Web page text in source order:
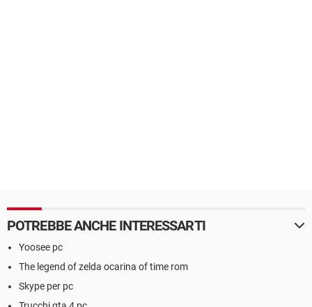
POTREBBE ANCHE INTERESSARTI
Yoosee pc
The legend of zelda ocarina of time rom
Skype per pc